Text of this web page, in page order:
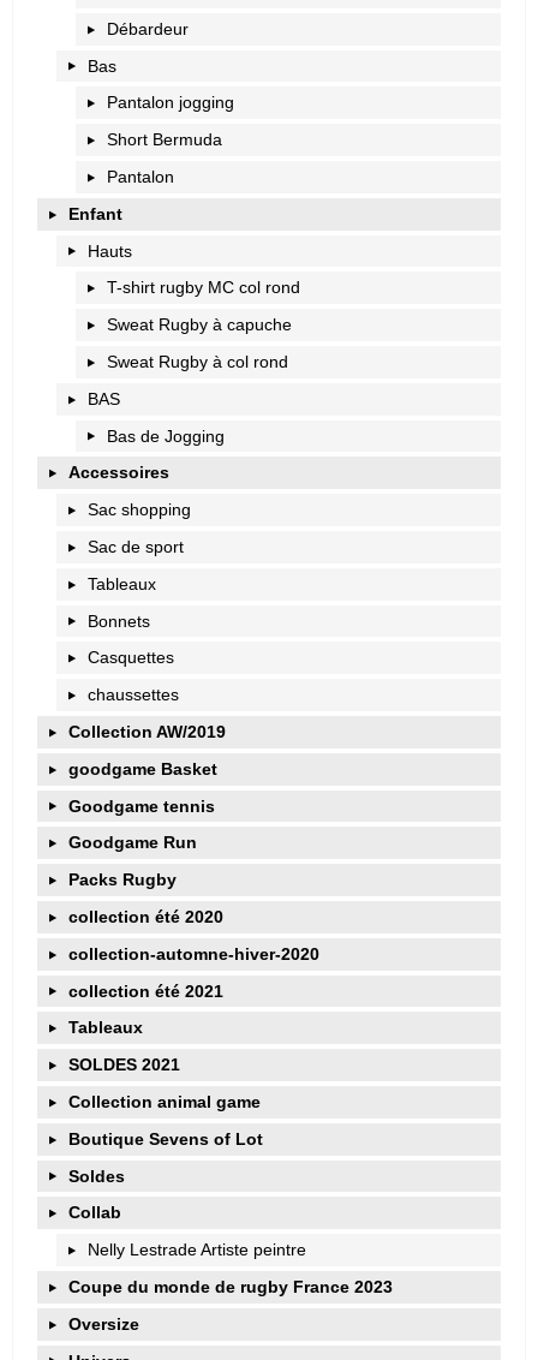
Débardeur
Bas
Pantalon jogging
Short Bermuda
Pantalon
Enfant
Hauts
T-shirt rugby MC col rond
Sweat Rugby à capuche
Sweat Rugby à col rond
BAS
Bas de Jogging
Accessoires
Sac shopping
Sac de sport
Tableaux
Bonnets
Casquettes
chaussettes
Collection AW/2019
goodgame Basket
Goodgame tennis
Goodgame Run
Packs Rugby
collection été 2020
collection-automne-hiver-2020
collection été 2021
Tableaux
SOLDES 2021
Collection animal game
Boutique Sevens of Lot
Soldes
Collab
Nelly Lestrade Artiste peintre
Coupe du monde de rugby France 2023
Oversize